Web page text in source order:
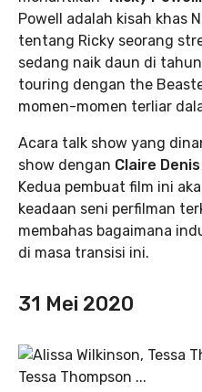
Powell adalah kisah khas
tentang Ricky seorang
sedang naik daun di
touring dengan the
momen-momen terliar
Acara talk show yang
show dengan Claire
Kedua pembuat film ini
keadaan seni perfilman
membahas bagaimana
di masa transisi ini.
31 Mei 2020